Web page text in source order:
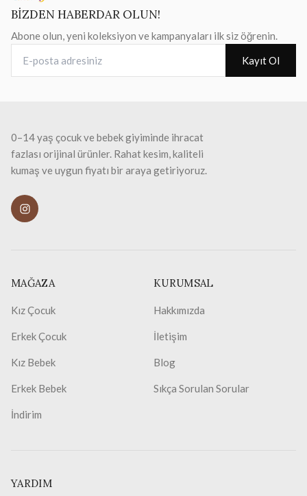
BİZDEN HABERDAR OLUN!
Abone olun, yeni koleksiyon ve kampanyaları ilk siz öğrenin.
Kayıt Ol
0–14 yaş çocuk ve bebek giyiminde ihracat
fazlası orijinal ürünler. Rahat kesim, kaliteli
kumaş ve uygun fiyatı bir araya getiriyoruz.
MAĞAZA
Kız Çocuk
Erkek Çocuk
Kız Bebek
Erkek Bebek
İndirim
KURUMSAL
Hakkımızda
İletişim
Blog
Sıkça Sorulan Sorular
YARDIM